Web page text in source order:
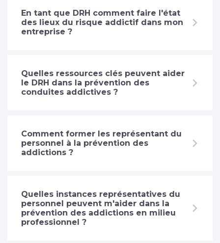
En tant que DRH comment faire l'état
des lieux du risque addictif dans mon
entreprise ?
Quelles ressources clés peuvent aider
le DRH dans la prévention des
conduites addictives ?
Comment former les représentant du
personnel à la prévention des
addictions ?
Quelles instances représentatives du
personnel peuvent m'aider dans la
prévention des addictions en milieu
professionnel ?